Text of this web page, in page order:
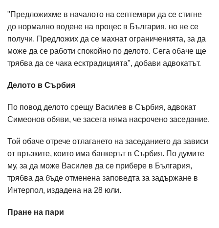
"Предложихме в началото на септември да се стигне
до нормално водене на процес в България, но не се
получи. Предложих да се махнат ограниченията, за да
може да се работи спокойно по делото. Сега обаче ще
трябва да се чака есктрадицията", добави адвокатът.
Делото в Сърбия
По повод делото срещу Василев в Сърбия, адвокат
Симеонов обяви, че засега няма насрочено заседание.
Той обаче отрече отлагането на заседанието да зависи
от връзките, които има банкерът в Сърбия. По думите
му, за да може Василев да се прибере в България,
трябва да бъде отменена заповедта за задържане в
Интерпол, издадена на 28 юли.
Пране на пари